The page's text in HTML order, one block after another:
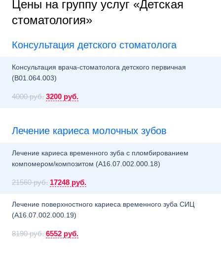
Цены на группу услуг «Детская
стоматология»
Консультация детского стоматолога
Консультация врача-стоматолога детского первичная
(B01.064.003)
4000 руб. 3200 руб.
Лечение кариеса молочных зубов
Лечение кариеса временного зуба с пломбированием
компомером/композитом (A16.07.002.000.18)
21560 руб. 17248 руб.
Лечение поверхностного кариеса временного зуба СИЦ
(A16.07.002.000.19)
8190 руб. 6552 руб.